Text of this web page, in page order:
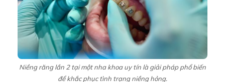
Niềng răng lần 2 tại một nha khoa uy tín là giải pháp phổ biến
để khắc phục tình trạng niềng hỏng.